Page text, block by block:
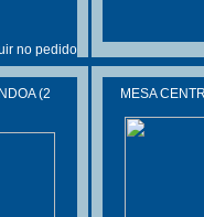
no pedido
(2
MESA